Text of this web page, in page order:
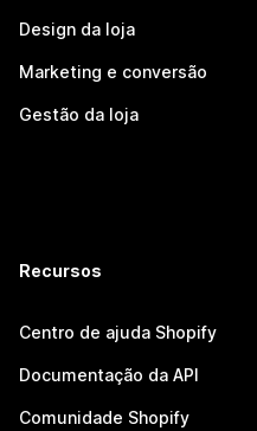
Design da loja
Marketing e conversão
Gestão da loja
Recursos
Centro de ajuda Shopify
Documentação da API
Comunidade Shopify